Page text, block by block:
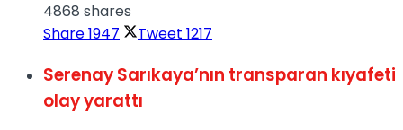
4868 shares
Share1947 Tweet 1217
Serenay Sarıkaya’nın transparan kıyafeti
olay yarattı